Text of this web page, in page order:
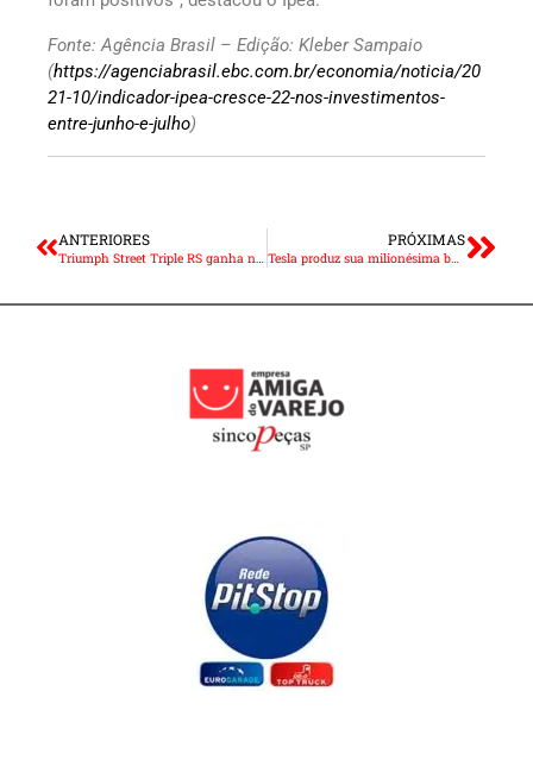
Fonte: Agência Brasil – Edição: Kleber Sampaio
(https://agenciabrasil.ebc.com.br/economia/noticia/20
21-10/indicador-ipea-cresce-22-nos-investimentos-
entre-junho-e-julho)
ANTERIORES
Triumph Street Triple RS ganha nova cor na linha 2022
PRÓXIMAS
Tesla produz sua milionésima bateria